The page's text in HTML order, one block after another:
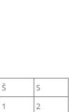
Š
S
1
2